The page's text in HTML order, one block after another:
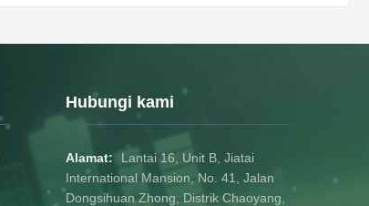
Hubungi kami
Alamat:
Lantai 16, Unit B, Jiatai
International Mansion, No. 41, Jalan
Dongsihuan Zhong, Distrik Chaoyang,